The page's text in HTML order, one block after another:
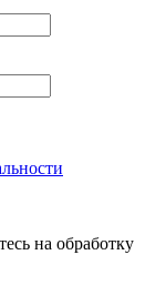
на обработку